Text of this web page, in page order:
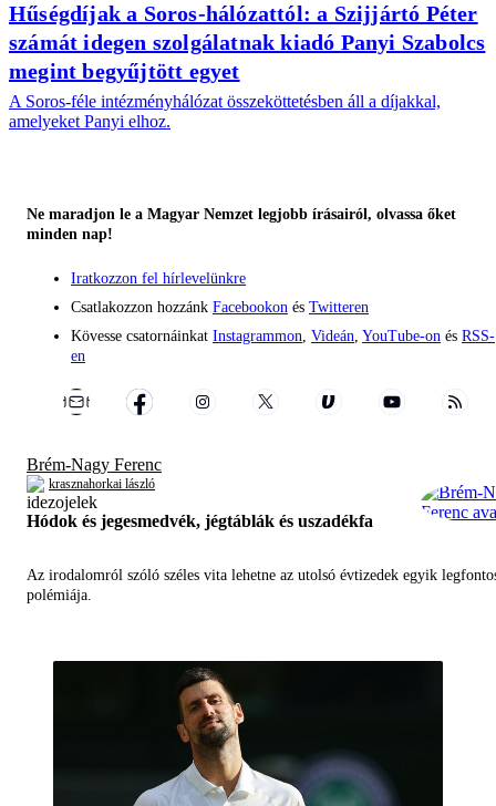
Hűségdíjak a Soros-hálózattól: a Szijjártó Péter
számát idegen szolgálatnak kiadó Panyi Szabolcs
megint begyűjtött egyet
A Soros-féle intézményhálózat összeköttetésben áll a díjakkal,
amelyeket Panyi elhoz.
Ne maradjon le a Magyar Nemzet legjobb írásairól, olvassa őket
minden nap!
Iratkozzon fel hírlevelünkre
Csatlakozzon hozzánk Facebookon és Twitteren
Kövesse csatornáinkat Instagrammon, Videán, YouTube-on és RSS-
en
Brém-Nagy Ferenc
krasznahorkai lászló
Hódok és jegesmedvék, jégtáblák és uszadékfa
Az irodalomról szóló széles vita lehetne az utolsó évtizedek egyik
polémiája.